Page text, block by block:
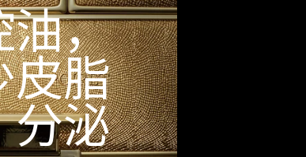
油，
皮脂
分泌